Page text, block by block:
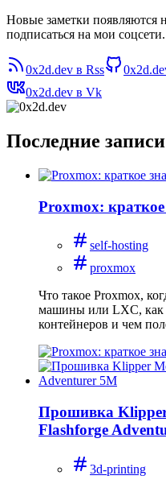
Новые заметки появляются
подписаться на мои соцсети.
0x2d.dev в Rss
0x2d.dev в Vk
Последние записи
Proxmox:
self-hosting
proxmox
Что такое Proxmox,
машины или LXC, как
контейнеров и чем
Прошивка
Flashforge
3d-printing